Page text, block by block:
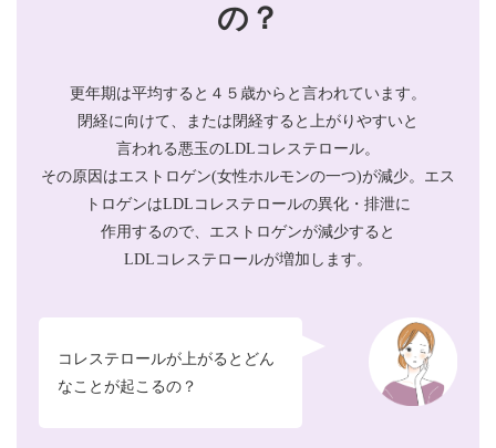
の？
更年期は平均すると４５歳からと言われています。
閉経に向けて、または閉経すると上がりやすいと
言われる悪玉のLDLコレステロール。
その原因はエストロゲン(女性ホルモンの一つ)が減少。エス
トロゲンはLDLコレステロールの異化・排泄に
作用するので、エストロゲンが減少すると
LDLコレステロールが増加します。
コレステロールが上がるとどん
なことが起こるの？